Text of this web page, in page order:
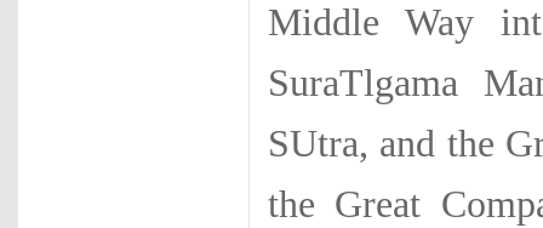
Middle Way
SuraTlgama
SUtra, and the
the Great